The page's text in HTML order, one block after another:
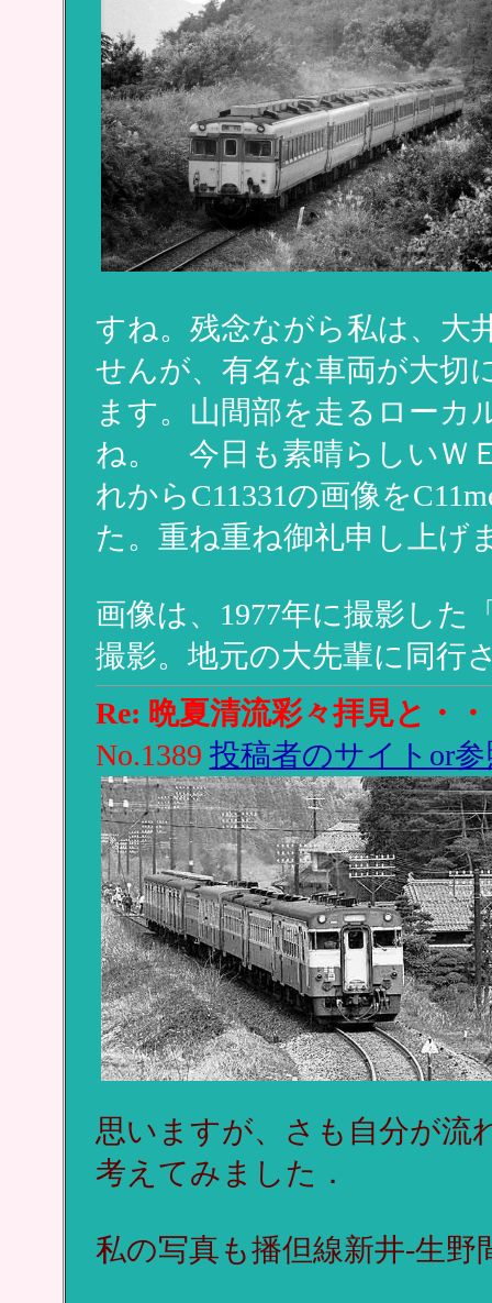
すね。残念ながら私は、大
せんが、有名な車両が大切
ます。山間部を走るローカ
ね。 今日も素晴らしいＷ
れからC11331の画像を
た。重ね重ね御礼申し上げ
画像は、1977年に撮影した
撮影。地元の大先輩に同行
Re: 晩夏清流彩々拝見と・
No.1389 投稿者のサイトor
思いますが、さも自分が流
考えてみました．
私の写真も播但線新井-生野